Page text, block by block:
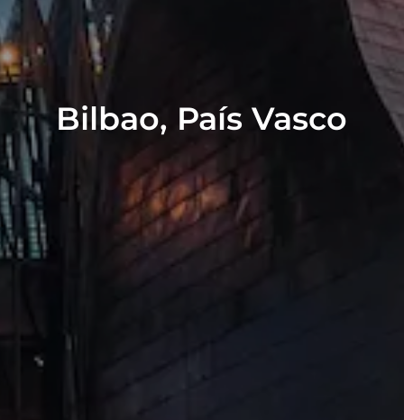
Bilbao, País Vasco